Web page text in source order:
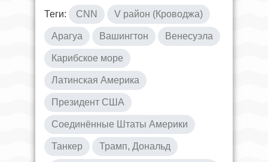
Теги: CNN V район (Кроводжа)
Арагуа Вашингтон Венесуэла
Карибское море
Латинская Америка
Президент США
Соединённые Штаты Америки
Танкер Трамп, Дональд